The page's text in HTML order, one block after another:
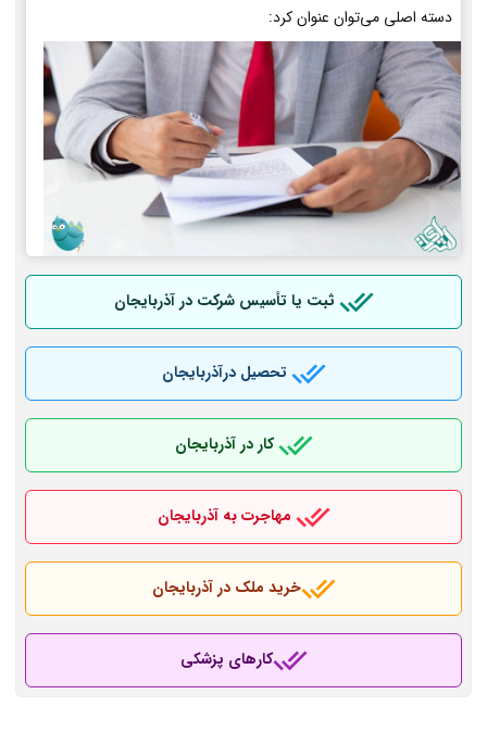
دسته اصلی می‌توان عنوان کرد:
ثبت یا تأسیس شرکت در آذربایجان
تحصیل درآذربایجان
کار در آذربایجان
مهاجرت به آذربایجان
خرید ملک در آذربایجان
کارهای پزشکی